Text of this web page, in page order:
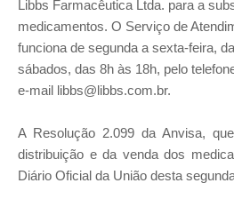
Libbs Farmacêutica Ltda. para a
medicamentos. O Serviço de
funciona de segunda a sexta-feira,
sábados, das 8h às 18h, pelo
e-mail libbs@libbs.com.br.
A Resolução 2.099 da Anvisa,
distribuição e da venda dos
Diário Oficial da União desta